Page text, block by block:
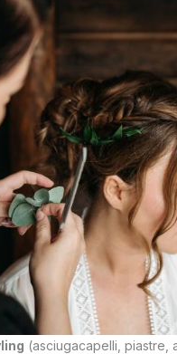
(asciugacapelli, piastre,